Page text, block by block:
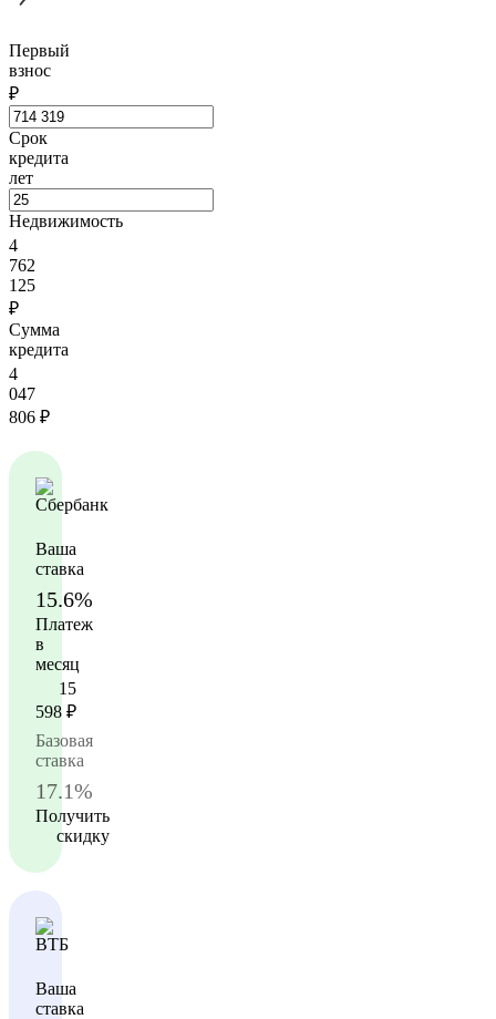
Первый
взнос
₽
Срок
кредита
лет
Недвижимость
4
762
125
₽
Сумма
кредита
4
047
806 ₽
Ваша
ставка
15.6%
Платеж
в
месяц
15
598 ₽
Базовая
ставка
17.1%
Получить
скидку
Ваша
ставка